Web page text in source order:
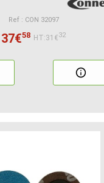
Ref : CON 32097
37€58 HT:31€32